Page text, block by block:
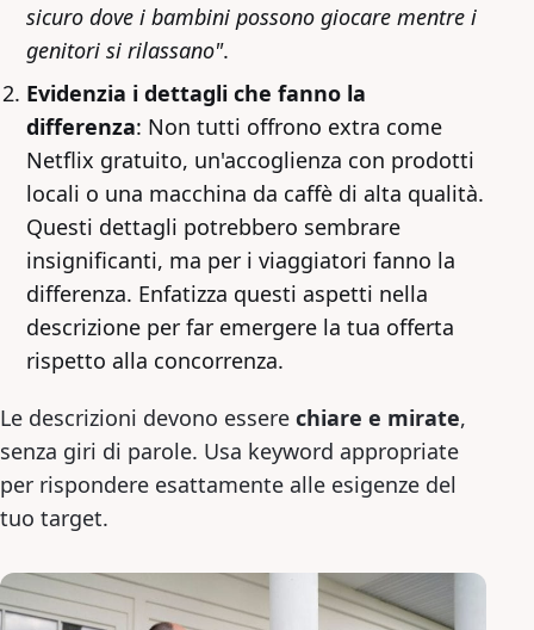
sicuro dove i bambini possono giocare mentre i
genitori si rilassano".
Evidenzia i dettagli che fanno la
differenza: Non tutti offrono extra come
Netflix gratuito, un'accoglienza con prodotti
locali o una macchina da caffè di alta qualità.
Questi dettagli potrebbero sembrare
insignificanti, ma per i viaggiatori fanno la
differenza. Enfatizza questi aspetti nella
descrizione per far emergere la tua offerta
rispetto alla concorrenza.
Le descrizioni devono essere chiare e mirate,
senza giri di parole. Usa keyword appropriate
per rispondere esattamente alle esigenze del
tuo target.